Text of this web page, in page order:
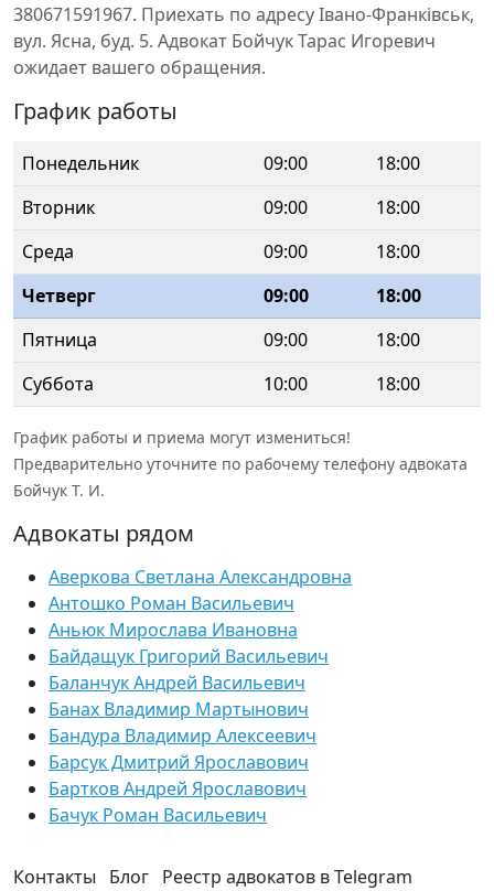
380671591967. Приехать по адресу Івано-Франківськ,
вул. Ясна, буд. 5. Адвокат Бойчук Тарас Игоревич
ожидает вашего обращения.
График работы
Понедельник 09:00
18:00
Вторник
09:00
18:00
Среда
09:00
18:00
Четверг
09:00
18:00
Пятница
09:00
18:00
Суббота
10:00 18:00
График работы и приема могут измениться!
Предварительно уточните по рабочему телефону адвоката
Бойчук Т. И.
Адвокаты рядом
Аверкова Светлана Александровна
Антошко Роман Васильевич
Аньюк Мирослава Ивановна
Байдащук Григорий Васильевич
Баланчук Андрей Васильевич
Банах Владимир Мартынович
Бандура Владимир Алексеевич
Барсук Дмитрий Ярославович
Бартков Андрей Ярославович
Бачук Роман Васильевич
Контакты Блог Реестр адвокатов в Telegram